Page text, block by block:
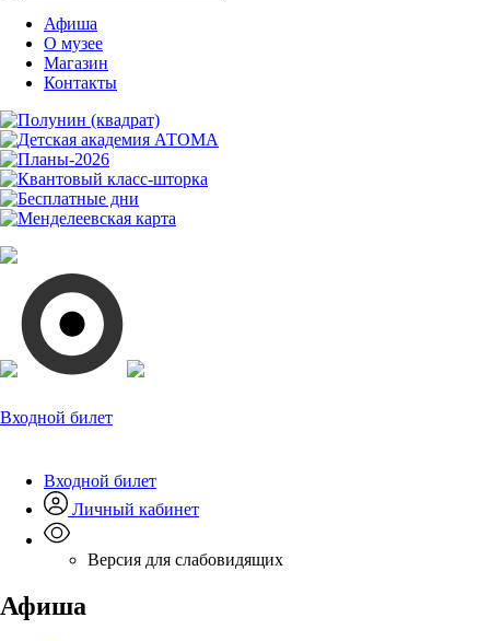
Афиша
О музее
Магазин
Контакты
Входной билет
Входной билет
Личный кабинет
Версия для слабовидящих
Афиша